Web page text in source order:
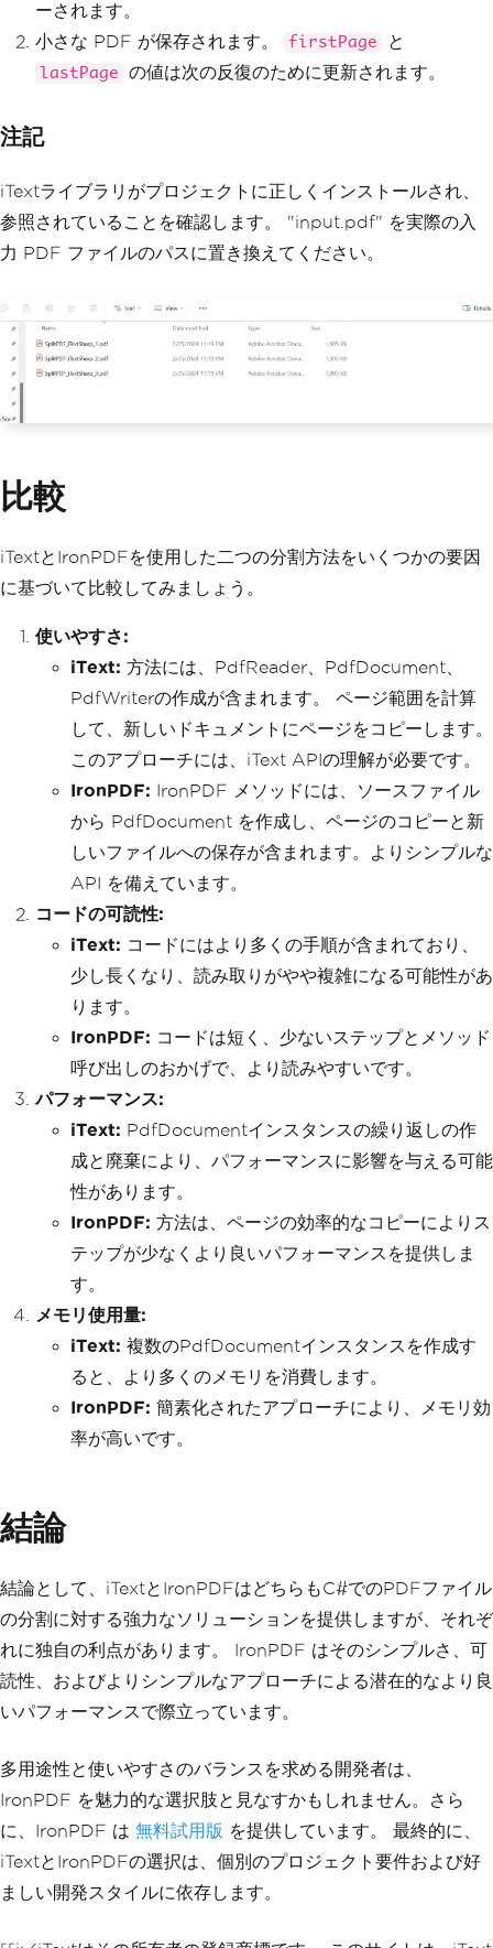
ageInOneFile;
}
}
ーされます。
小さな PDF が保存されます。
firstPage と
lastPage の値は次の反復のために更新されます。
注記
iTextライブラリがプロジェクトに正しくインストールされ、
参照されていることを確認します。 "input.pdf" を実際の入
力 PDF ファイルのパスに置き換えてください。
比較
iTextとIronPDFを使用した二つの分割方法をいくつかの要因
に基づいて比較してみましょう。
使いやすさ:
iText: 方法には、PdfReader、PdfDocument、
PdfWriterの作成が含まれます。 ページ範囲を計算
して、新しいドキュメントにページをコピーします。
このアプローチには、iText APIの理解が必要です。
IronPDF: IronPDF メソッドには、ソースファイル
から PdfDocument を作成し、ページのコピーと新
しいファイルへの保存が含まれます。よりシンプルな
API を備えています。
コードの可読性:
iText: コードにはより多くの手順が含まれており、
少し長くなり、読み取りがやや複雑になる可能性があ
ります。
IronPDF: コードは短く、少ないステップとメソッド
呼び出しのおかげで、より読みやすいです。
パフォーマンス:
iText: PdfDocumentインスタンスの繰り返しの作
成と廃棄により、パフォーマンスに影響を与える可能
性があります。
IronPDF: 方法は、ページの効率的なコピーによりス
テップが少なくより良いパフォーマンスを提供しま
す。
メモリ使用量:
iText: 複数のPdfDocumentインスタンスを作成す
ると、より多くのメモリを消費します。
IronPDF: 簡素化されたアプローチにより、メモリ効
率が高いです。
結論
結論として、iTextとIronPDFはどちらもC#でのPDFファイル
の分割に対する強力なソリューションを提供しますが、それぞ
れに独自の利点があります。 IronPDF はそのシンプルさ、可
読性、およびよりシンプルなアプローチによる潜在的なより良
いパフォーマンスで際立っています。
多用途性と使いやすさのバランスを求める開発者は、
IronPDF を魅力的な選択肢と見なすかもしれません。さら
に、IronPDF は 無料試用版 を提供しています。 最終的に、
iTextとIronPDFの選択は、個別のプロジェクト要件および好
ましい開発スタイルに依存します。